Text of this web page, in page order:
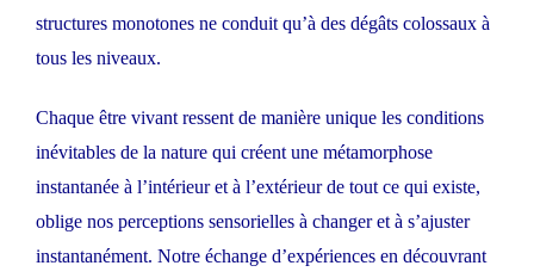
structures monotones ne conduit qu’à des dégâts colossaux à
tous les niveaux.
Chaque être vivant ressent de manière unique les conditions
inévitables de la nature qui créent une métamorphose
instantanée à l’intérieur et à l’extérieur de tout ce qui existe,
oblige nos perceptions sensorielles à changer et à s’ajuster
instantanément. Notre échange d’expériences en découvrant